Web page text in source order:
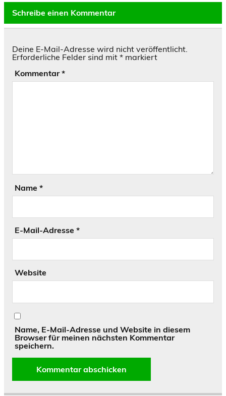
Schreibe einen Kommentar
Deine E-Mail-Adresse wird nicht veröffentlicht.
Erforderliche Felder sind mit * markiert
Kommentar*
Name *
E-Mail-Adresse *
Website
Name, E-Mail-Adresse und Website in diesem
Browser für meinen nächsten Kommentar
speichern.